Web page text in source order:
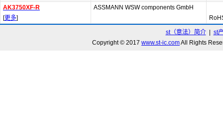
AK3750XF-R
[更多]
ASSMANN WSW components GmbH
st（意法）简介| st
Copyright © 2017 www.st-ic.comAll Rights